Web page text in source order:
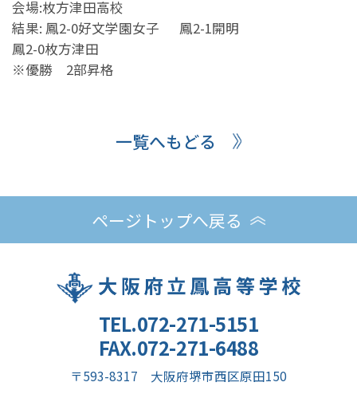
会場:枚方津田高校
結果: 鳳2-0好文学園女子 鳳2-1開明
鳳2-0枚方津田
※優勝 2部昇格
一覧へもどる
ページトップへ戻る
TEL.072-271-5151
FAX.072-271-6488
〒593-8317 大阪府堺市西区原田150